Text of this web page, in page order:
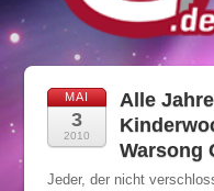
MAI
3
2010
Alle
Warsong
Jeder, der nicht